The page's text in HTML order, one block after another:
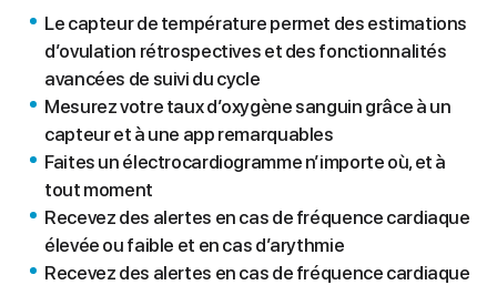
Le capteur de température permet des estimations
d’ovulation rétrospectives et des fonctionnalités
avancées de suivi du cycle
Mesurez votre taux d’oxygène sanguin grâce à un
capteur et à une app remarquables
Faites un électrocardiogramme n’importe où, et à
tout moment
Recevez des alertes en cas de fréquence cardiaque
élevée ou faible et en cas d’arythmie
Recevez des alertes en cas de fréquence cardiaque